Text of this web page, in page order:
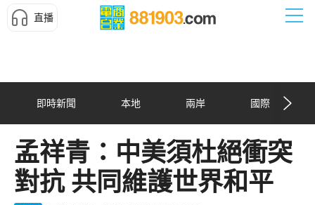
直播
即時新聞 本地 兩岸 國際
孟祥青：中美須杜絕衝突
對抗 共同維護世界和平